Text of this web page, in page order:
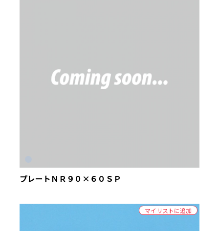
プレートＮＲ９０×６０ＳＰ
マイリストに追加